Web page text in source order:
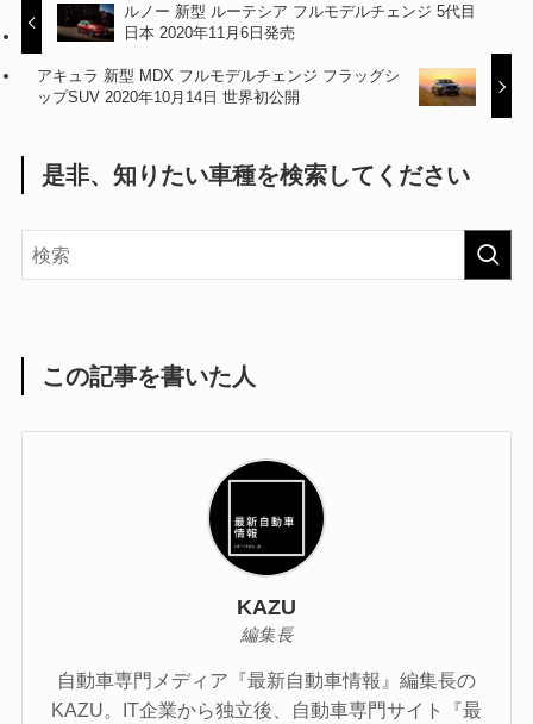
ルノー 新型 ルーテシア フルモデルチェンジ 5代目
日本 2020年11月6日発売
アキュラ 新型 MDX フルモデルチェンジ フラッグシ
ップSUV 2020年10月14日 世界初公開
是非、知りたい車種を検索してください
この記事を書いた人
KAZU
編集長
自動車専門メディア『最新自動車情報』編集長の
KAZU。IT企業から独立後、自動車専門サイト『最